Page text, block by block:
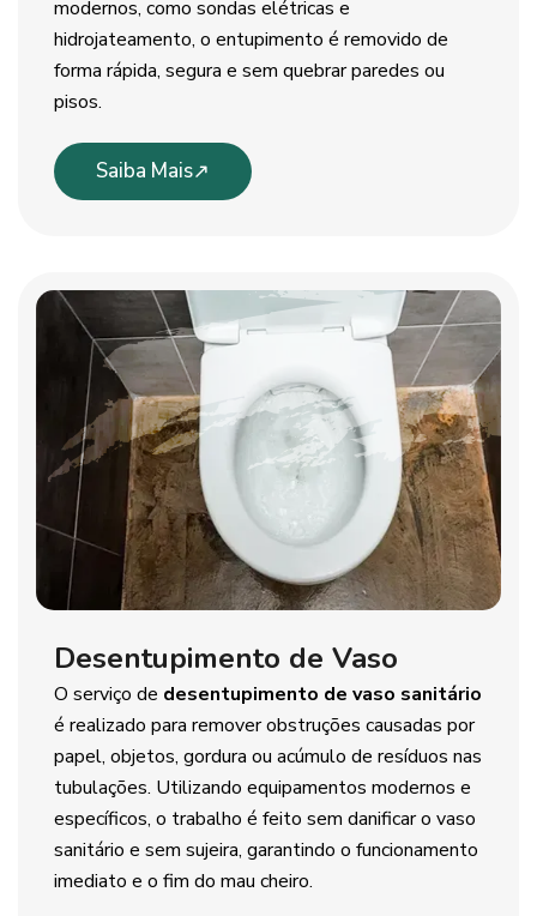
modernos, como sondas elétricas e
hidrojateamento, o entupimento é removido de
forma rápida, segura e sem quebrar paredes ou
pisos.
Saiba Mais
Desentupimento de Vaso
O serviço de desentupimento de vaso sanitário
é realizado para remover obstruções causadas por
papel, objetos, gordura ou acúmulo de resíduos nas
tubulações. Utilizando equipamentos modernos e
específicos, o trabalho é feito sem danificar o vaso
sanitário e sem sujeira, garantindo o funcionamento
imediato e o fim do mau cheiro.